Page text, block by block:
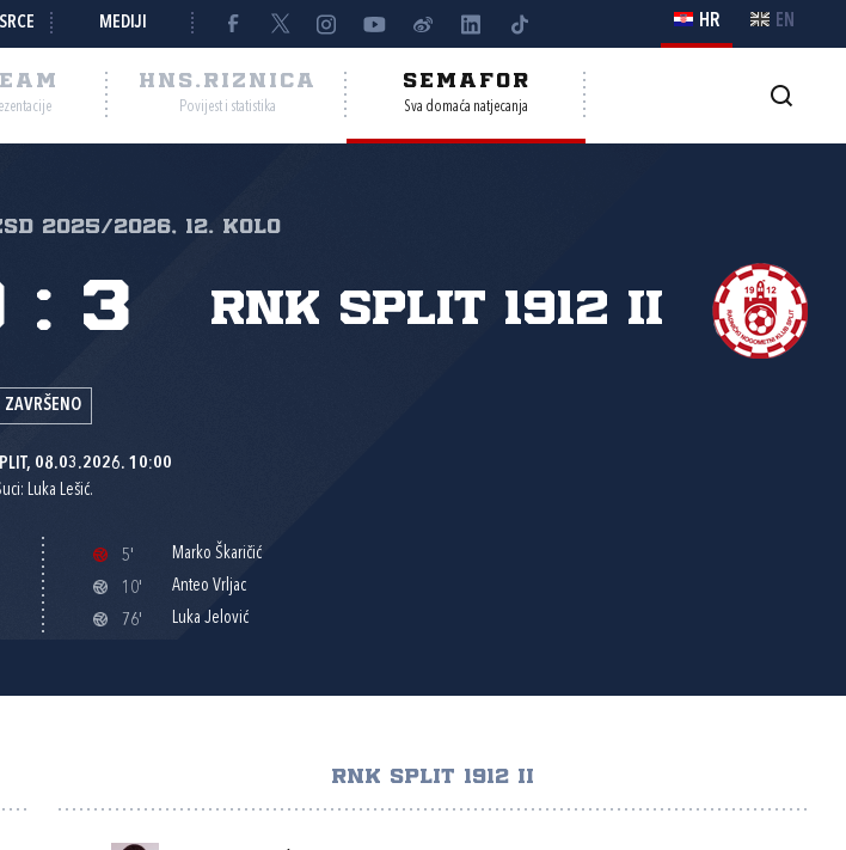
MEDIJI HR EN
HNS.RIZNICA
Povijest i statistika
SEMAFOR
Sva domaća natjecanja
2025/2026, 12. kolo
RNK Split 1912 II
: 3
ZAVRŠENO
08.03.2026. 10:00
Luka Lešić.
5'
Marko Škaričić
10'
Anteo Vrljac
76'
Luka Jelović
RNK SPLIT 1912 II